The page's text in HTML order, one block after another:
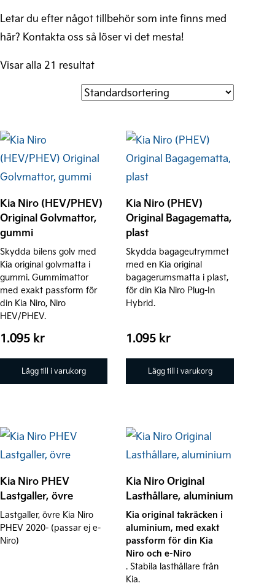
Letar du efter något tillbehör som inte finns med
här? Kontakta oss så löser vi det mesta!
Visar alla 21 resultat
Kia Niro (HEV/PHEV)
Original Golvmattor,
gummi
Skydda bilens golv med
Kia original golvmatta i
gummi. Gummimattor
med exakt passform för
din Kia Niro, Niro
HEV/PHEV.
1.095 kr
Lägg till i varukorg
Kia Niro (PHEV)
Original Bagagematta,
plast
Skydda bagageutrymmet
med en Kia original
bagagerumsmatta i plast,
för din Kia Niro Plug-In
Hybrid.
1.095 kr
Lägg till i varukorg
Kia Niro PHEV
Lastgaller, övre
Lastgaller, övre Kia Niro
PHEV 2020- (passar ej e-
Niro)
Kia Niro Original
Lasthållare, aluminium
Kia original takräcken i
aluminium, med exakt
passform för din Kia
Niro och e-Niro
. Stabila lasthållare från
Kia.